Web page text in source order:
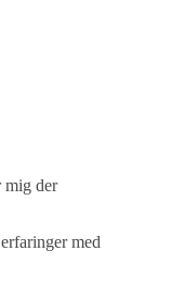
mig der
med